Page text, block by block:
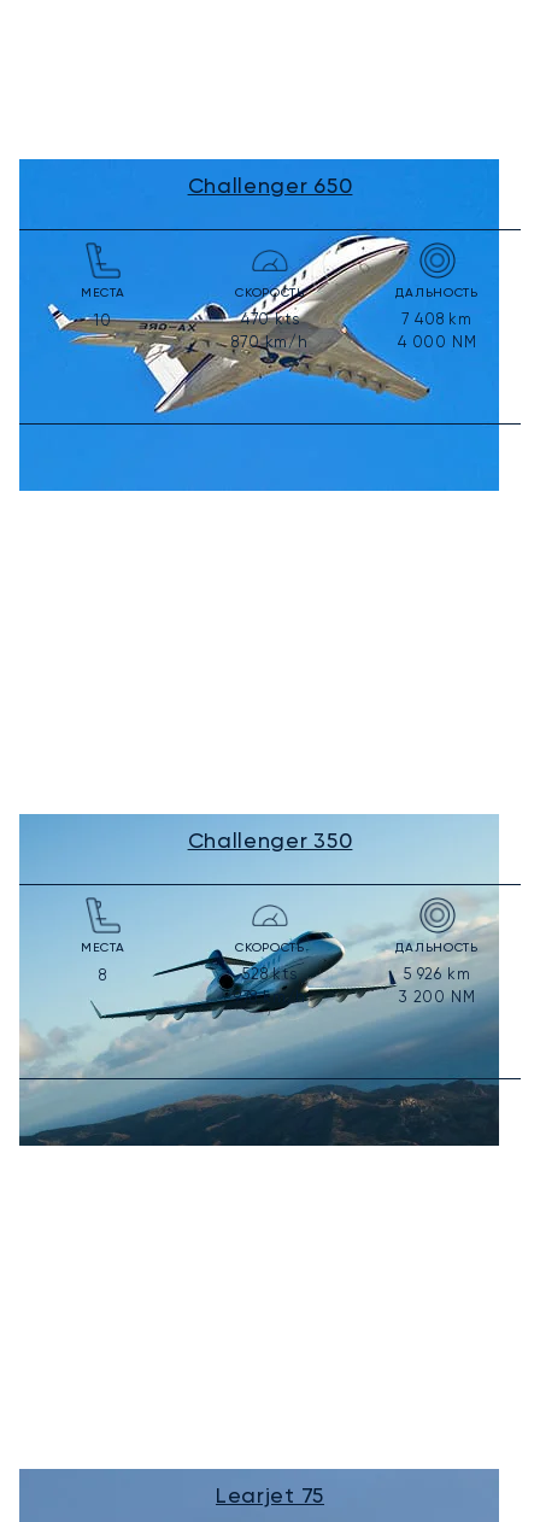
Challenger 650
МЕСТА
10
СКОРОСТЬ
470kts
870km/h
ДАЛЬНОСТЬ
7 408 km
4 000 NM
Challenger 350
МЕСТА
8
СКОРОСТЬ
528kts
978km/h
ДАЛЬНОСТЬ
5 926km
3 200NM
Learjet 75